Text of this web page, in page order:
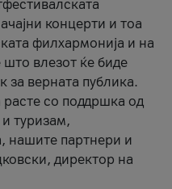
концерти и тоа
филхармонија и на
влезот ќе биде
за верната публика.
со поддршка од
туризам,
нашите партнери и
директор на